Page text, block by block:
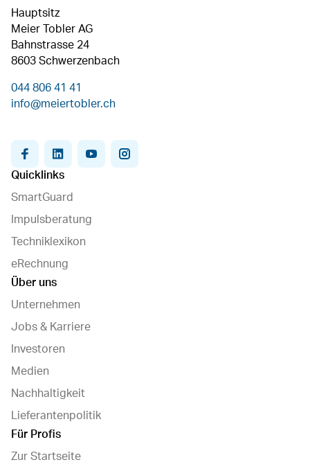
Hauptsitz
Meier Tobler AG
Bahnstrasse 24
8603 Schwerzenbach
044 806 41 41
info@meiertobler.ch
facebooklinkedin youtubeinstagram
Quicklinks
SmartGuard
Impulsberatung
Techniklexikon
eRechnung
Über uns
Unternehmen
Jobs & Karriere
Investoren
Medien
Nachhaltigkeit
Lieferantenpolitik
Für Profis
Zur Startseite